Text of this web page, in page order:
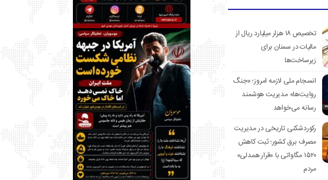
تخصیص ۱۸ هزار میلیارد ریال از
مالیات در سمنان برای
زیرساخت‌ها
انسجام ملی لازمه امروز؛ «جنگ
روایت‌ها» مدیریت هوشمند
رسانه می‌خواهد
رکوردشکنی تاریخی در مدیریت
مصرف برق کشور؛ ثبت کاهش
۱۵۲۰ مگاواتی با «قرار همدلی»
مردم